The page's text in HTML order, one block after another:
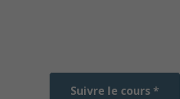
Suivre le cours *